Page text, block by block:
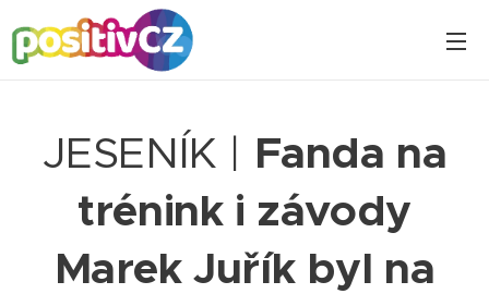
JESENÍK | Fanda na
trénink i závody
Marek Juřík byl na